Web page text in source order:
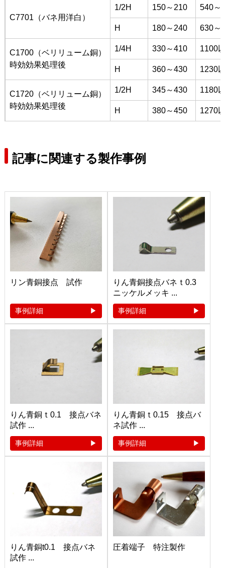
C7701（バネ用洋白）
1/2H 150～210 540～
H 180～240 630～
C1700（ベリリューム銅）
時効効果処理後
1/4H 330～410 1100
H 360～430 1230
C1720（ベリリューム銅）
時効効果処理後
1/2H 345～430 1180
H 380～450 1270
記事に関連する製作事例
リン青銅接点 試作
事例詳細
りん青銅接点バネｔ0.3
ニッケルメッキ ...
事例詳細
りん青銅ｔ0.1 接点バネ
試作 ...
事例詳細
りん青銅ｔ0.15 接点バ
ネ試作 ...
事例詳細
りん青銅t0.1 接点バネ
試作 ...
圧着端子 特注製作